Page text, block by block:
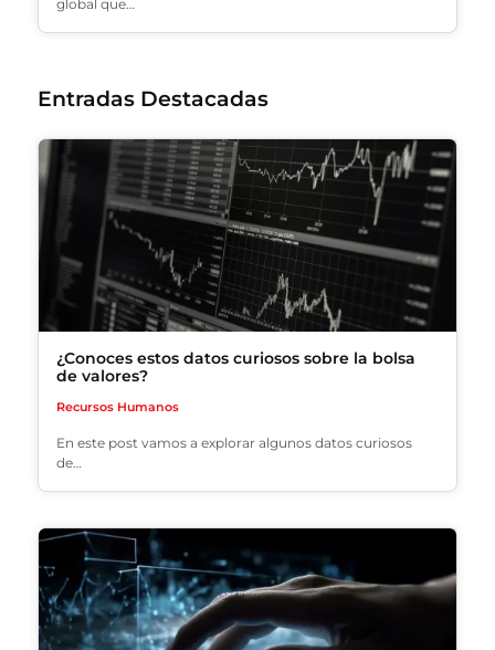
global que…
Entradas Destacadas
¿Conoces estos datos curiosos sobre la bolsa
de valores?
Recursos Humanos
En este post vamos a explorar algunos datos curiosos
de…